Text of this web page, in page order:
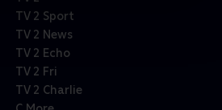
TV 2 Sport
TV 2 News
TV 2 Echo
TV 2 Fri
TV 2 Charlie